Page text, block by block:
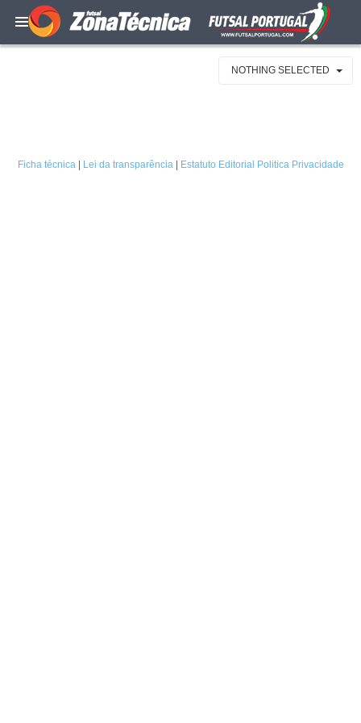
NOTHING SELECTED
Ficha técnica| Lei da transparência| Estatuto Editorial Politica Privacidade